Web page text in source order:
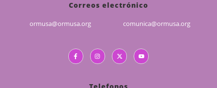
Correos electrónico
ormusa@ormusa.org comunica@ormusa.org
Telefonos